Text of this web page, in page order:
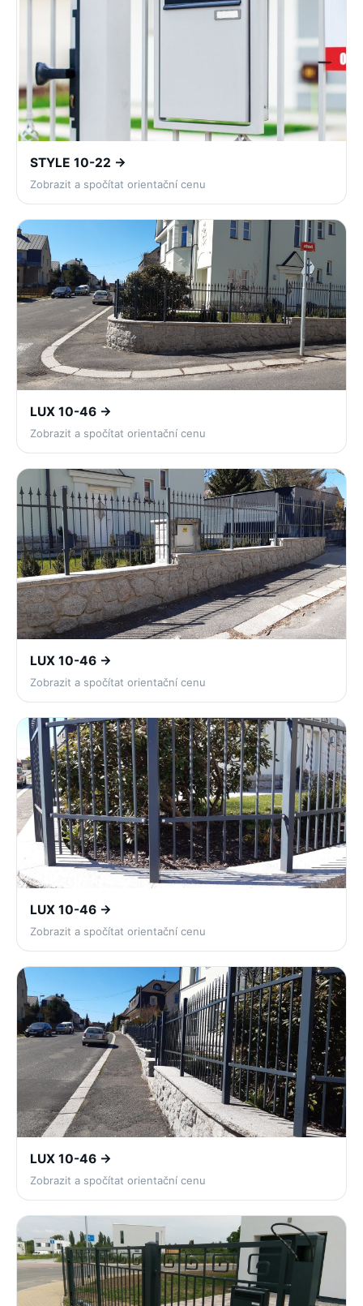
STYLE 10-22 →
Zobrazit a spočítat orientační cenu
LUX 10-46 →
Zobrazit a spočítat orientační cenu
LUX 10-46 →
Zobrazit a spočítat orientační cenu
LUX 10-46 →
Zobrazit a spočítat orientační cenu
LUX 10-46 →
Zobrazit a spočítat orientační cenu